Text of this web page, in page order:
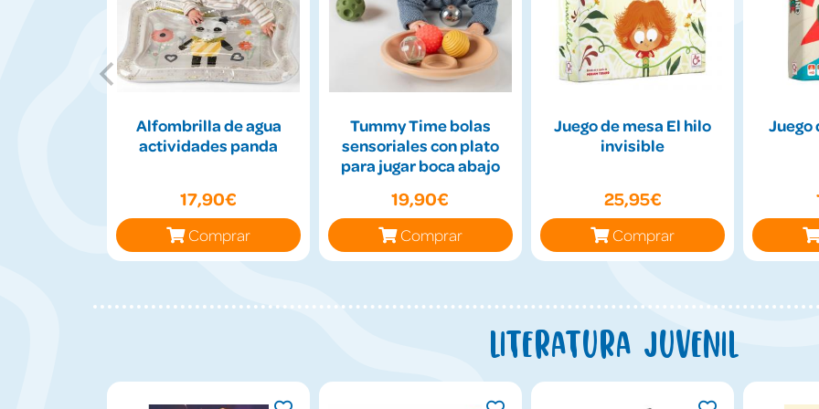
Alfombrilla de agua
actividades panda
17,90€
Comprar
Tummy Time bolas
sensoriales con plato
para jugar boca abajo
19,90€
Comprar
Juego de mesa El hilo
invisible
25,95€
Comprar
Juego
Literatura juvenil